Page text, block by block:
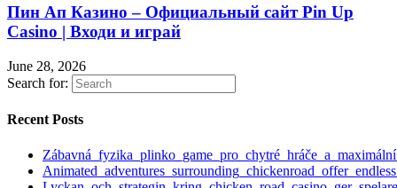
Пин Ап Казино – Официальный сайт Pin Up
Casino | Входи и играй
June 28, 2026
Search for:
Recent Posts